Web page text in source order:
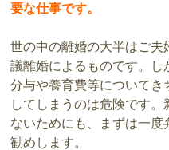
要な仕事です。
世の中の離婚の大半はご夫
議離婚によるものです。し
分与や養育費等についてき
してしまうのは危険です
ないためにも、まずは一
勧めします。